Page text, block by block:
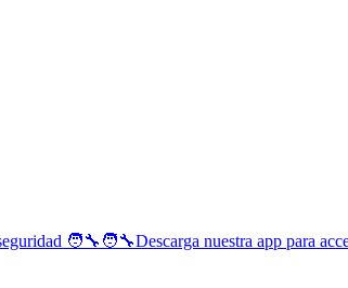
🧑‍🔧🧑‍🔧Descarga nuestra app para